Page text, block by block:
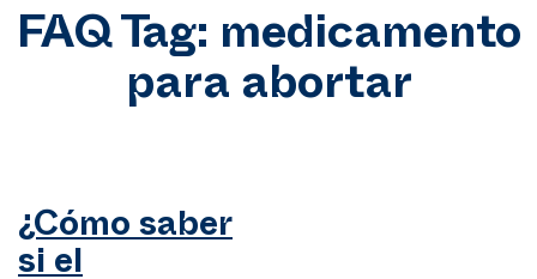
FAQ Tag: medicamento
para abortar
¿Cómo saber
si el